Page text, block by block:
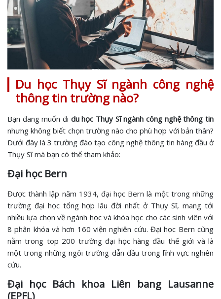
Du học Thụy Sĩ ngành công nghệ
thông tin trường nào?
Bạn đang muốn đi du học Thụy Sĩ ngành công nghệ thông tin
nhưng không biết chọn trường nào cho phù hợp với bản thân?
Dưới đây là 3 trường đào tạo công nghệ thông tin hàng đầu ở
Thụy Sĩ mà bạn có thể tham khảo:
Đại học Bern
Được thành lập năm 1934, đại học Bern là một trong những
trường đại học tổng hợp lâu đời nhất ở Thụy Sĩ, mang tới
nhiều lựa chọn về ngành học và khóa học cho các sinh viên với
8 phân khóa và hơn 160 viện nghiên cứu. Đại học Bern cũng
nằm trong top 200 trường đại học hàng đầu thế giới và là
một trong những ngôi trường dẫn đầu trong lĩnh vực nghiên
cứu.
Đại học Bách khoa Liên bang Lausanne
(EPFL)